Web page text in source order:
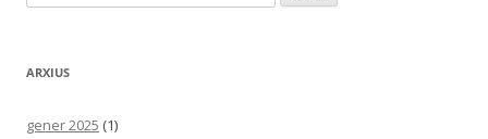
ARXIUS
gener 2025 (1)